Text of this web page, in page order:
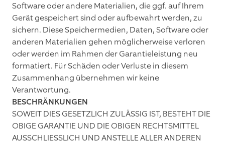
Software oder andere Materialien, die ggf. auf Ihrem
Gerät gespeichert sind oder aufbewahrt werden, zu
sichern. Diese Speichermedien, Daten, Software oder
anderen Materialien gehen möglicherweise verloren
oder werden im Rahmen der Garantieleistung neu
formatiert. Für Schäden oder Verluste in diesem
Zusammenhang übernehmen wir keine
Verantwortung.
BESCHRÄNKUNGEN
SOWEIT DIES GESETZLICH ZULÄSSIG IST, BESTEHT DIE
OBIGE GARANTIE UND DIE OBIGEN RECHTSMITTEL
AUSSCHLIESSLICH UND ANSTELLE ALLER ANDEREN